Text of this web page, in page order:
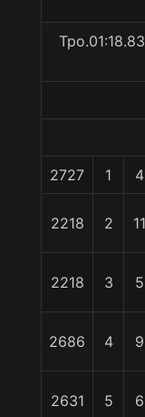
2727 1 4
2218 2 11
2218 3 5
2686 4 9
2631 5 6